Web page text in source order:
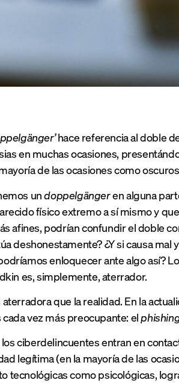
hace referencia al doble
en muchas ocasiones,
de las ocasiones como
undoppelgängeren alguna
físico extremo a sí mismo y
afines, podrían confundir el doble
deshonestamente? ¿Y si causa
enloquecer ante algo así?
es, simplemente, aterrador.
que la realidad. En la
vez más preocupante: el
los ciberdelincuentes entran en
legítima (en la mayoría de las
tecnológicas como psicológicas,